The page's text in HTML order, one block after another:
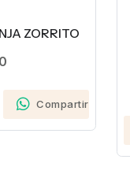
ZORRITO
Compartir